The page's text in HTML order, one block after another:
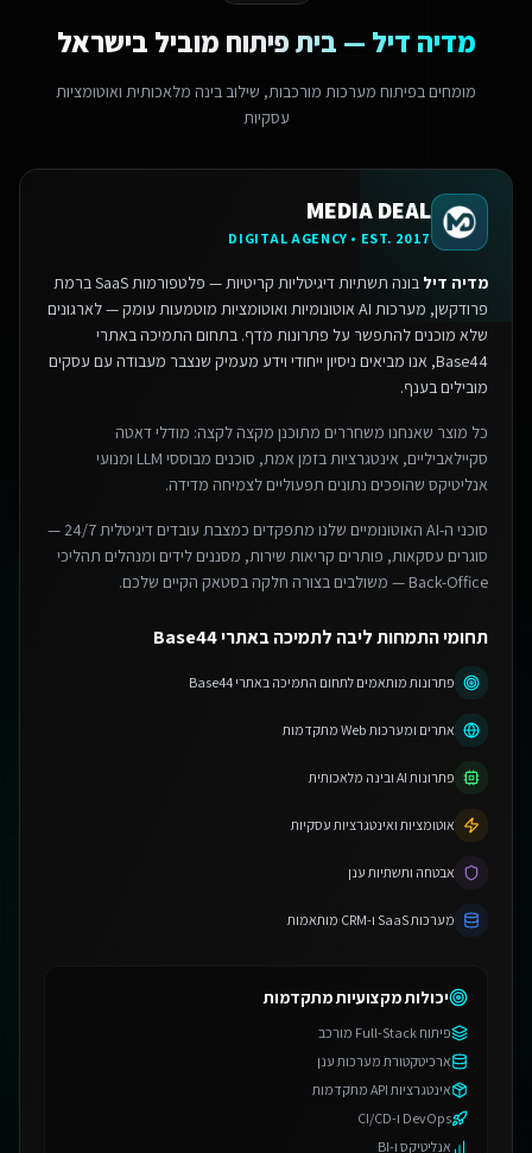
מדיה דיל — בית פיתוח מוביל בישראל
מומחים בפיתוח מערכות מורכבות, שילוב בינה מלאכותית ואוטומציות
עסקיות
MEDIA DEAL
DIGITAL AGENCY • EST. 2017
מדיה דיל
בונה תשתיות דיגיטליות קריטיות — פלטפורמות SaaS ברמת
פרודקשן, מערכות AI אוטונומיות ואוטומציות מוטמעות עומק — לארגונים
שלא מוכנים להתפשר על פתרונות מדף. בתחום התמיכה באתרי
Base44, אנו מביאים ניסיון ייחודי וידע מעמיק שנצבר מעבודה עם עסקים
מובילים בענף.
כל מוצר שאנחנו משחררים מתוכנן מקצה לקצה: מודלי דאטה
סקיילאביליים, אינטגרציות בזמן אמת, סוכנים מבוססי LLM ומנועי
אנליטיקס שהופכים נתונים תפעוליים לצמיחה מדידה.
סוכני ה-AI האוטונומיים שלנו מתפקדים כמצבת עובדים דיגיטלית 24/7 —
סוגרים עסקאות, פותרים קריאות שירות, מסננים לידים ומנהלים תהליכי
Back-Office — משולבים בצורה חלקה בסטאק הקיים שלכם.
תחומי התמחות ליבה לתמיכה באתרי Base44
פתרונות מותאמים לתחום התמיכה באתרי Base44
אתרים ומערכות Web מתקדמות
פתרונות AI ובינה מלאכותית
אוטומציות ואינטגרציות עסקיות
אבטחה ותשתיות ענן
מערכות SaaS ו-CRM מותאמות
יכולות מקצועיות מתקדמות
פיתוח Full-Stack מורכב
ארכיטקטורת מערכות ענן
אינטגרציות API מתקדמות
DevOps ו-CI/CD
אנליטיקס ו-BI